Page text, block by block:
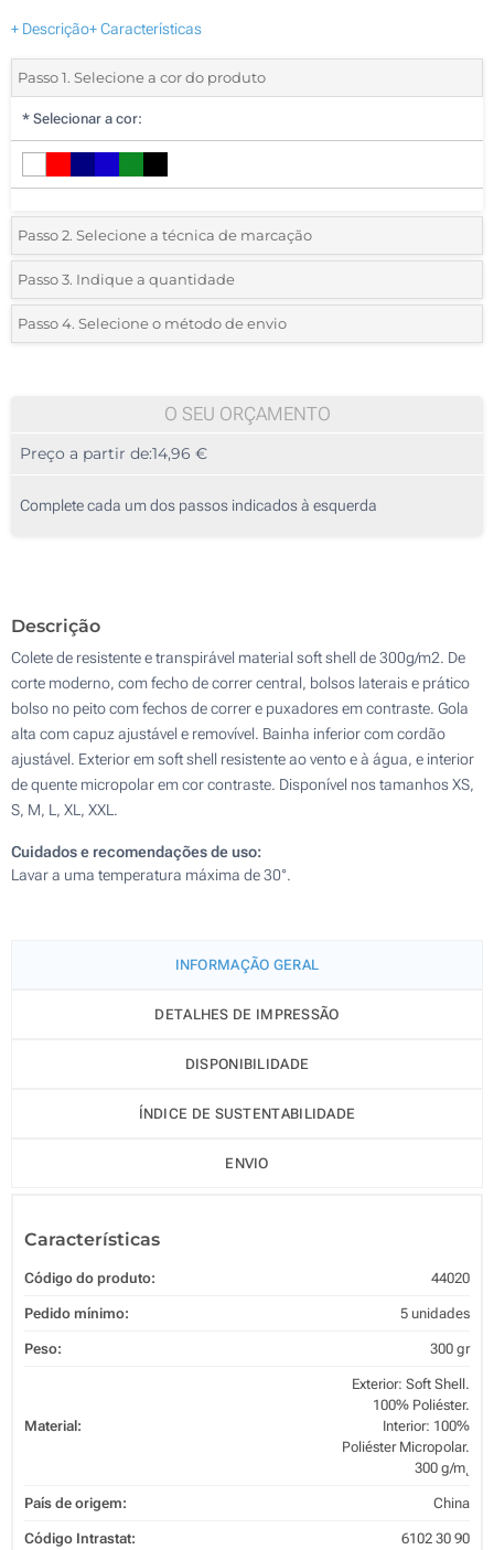
+ Descrição+ Características
Passo 1. Selecione a cor do produto
* Selecionar a cor:
Passo 2. Selecione a técnica de marcação
*Selecione o tipo de marcação e as cores do logotipo:
1 Cor (Num lado)
Passo 3. Indique a quantidade
*Pedido mínimo 5 (total de pedido)
Calcular preço
Passo 4. Selecione o método de envio
O SEU ORÇAMENTO
Preço a partir de:14,96 €
Complete cada um dos passos indicados à esquerda
Descrição
Colete de resistente e transpirável material soft shell de 300g/m2. De
corte moderno, com fecho de correr central, bolsos laterais e prático
bolso no peito com fechos de correr e puxadores em contraste. Gola
alta com capuz ajustável e removível. Bainha inferior com cordão
ajustável. Exterior em soft shell resistente ao vento e à água, e interior
de quente micropolar em cor contraste. Disponível nos tamanhos XS,
S, M, L, XL, XXL.
Cuidados e recomendações de uso:
Lavar a uma temperatura máxima de 30°.
INFORMAÇÃO GERAL
DETALHES DE IMPRESSÃO
DISPONIBILIDADE
ÍNDICE DE SUSTENTABILIDADE
ENVIO
Características
Código do produto: 44020
Pedido mínimo: 5 unidades
Peso: 300 gr
Material:
Exterior: Soft Shell.
100% Poliéster.
Interior: 100%
Poliéster Micropolar.
300 g/m˛
País de origem: China
Código Intrastat: 6102 30 90